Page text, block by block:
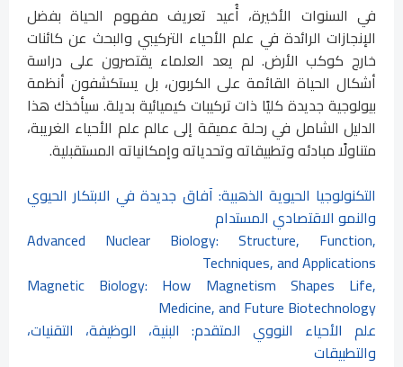
في السنوات الأخيرة، أُعيد تعريف مفهوم الحياة بفضل
الإنجازات الرائدة في علم الأحياء التركيبي والبحث عن كائنات
خارج كوكب الأرض. لم يعد العلماء يقتصرون على دراسة
أشكال الحياة القائمة على الكربون، بل يستكشفون أنظمة
بيولوجية جديدة كليًا ذات تركيبات كيميائية بديلة. سيأخذك هذا
الدليل الشامل في رحلة عميقة إلى عالم علم الأحياء الغريبة،
متناولًا مبادئه وتطبيقاته وتحدياته وإمكانياته المستقبلية.
التكنولوجيا الحيوية الذهبية: آفاق جديدة في الابتكار الحيوي
والنمو الاقتصادي المستدام
Advanced Nuclear Biology: Structure, Function,
Techniques, and Applications
Magnetic Biology: How Magnetism Shapes Life,
Medicine, and Future Biotechnology
علم الأحياء النووي المتقدم: البنية، الوظيفة، التقنيات،
والتطبيقات